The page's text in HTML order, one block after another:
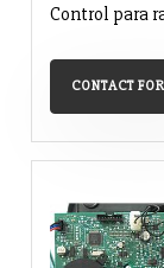
Control para
CONTACT